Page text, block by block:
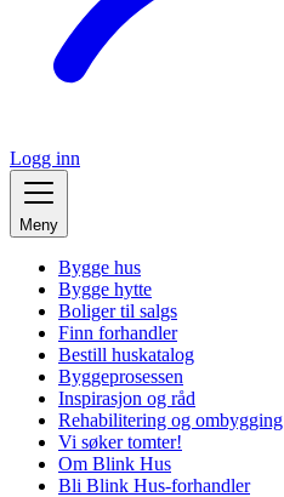
Logg inn
Meny
Bygge hus
Bygge hytte
Boliger til salgs
Finn forhandler
Bestill huskatalog
Byggeprosessen
Inspirasjon og råd
Rehabilitering og ombygging
Vi søker tomter!
Om Blink Hus
Bli Blink Hus-forhandler